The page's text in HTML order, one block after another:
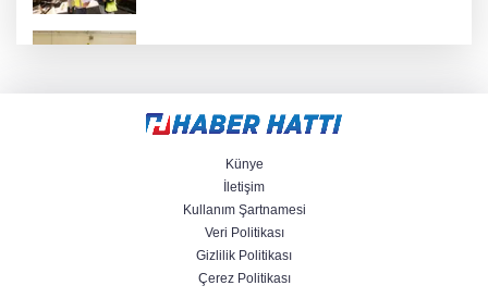
Büyükelçiliklerde değişim... 4 ülkeye yeni
Künye
İletişim
Kullanım Şartnamesi
Veri Politikası
Gizlilik Politikası
Çerez Politikası